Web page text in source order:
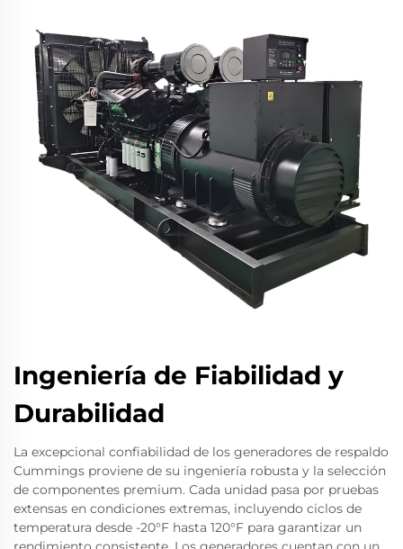
Ingeniería de Fiabilidad y
Durabilidad
La excepcional confiabilidad de los generadores de respaldo
Cummings proviene de su ingeniería robusta y la selección
de componentes premium. Cada unidad pasa por pruebas
extensas en condiciones extremas, incluyendo ciclos de
temperatura desde -20°F hasta 120°F para garantizar un